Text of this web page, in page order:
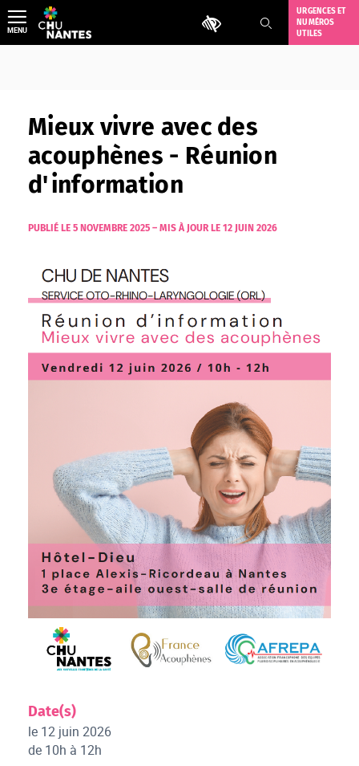
Aller
au
contenu
Outils d'accessibilité
URGENCES ET
NUMÉROS
UTILES
MENU
Mieux vivre avec des
acouphènes - Réunion
d'information
PUBLIÉ LE 5 NOVEMBRE 2025 – MIS À JOUR LE 12 JUIN 2026
Date(s)
le 12 juin 2026
de 10h à 12h